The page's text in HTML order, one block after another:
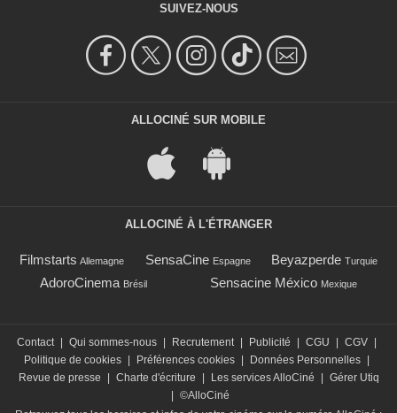
SUIVEZ-NOUS
ALLOCINÉ SUR MOBILE
ALLOCINÉ À L'ÉTRANGER
Filmstarts Allemagne SensaCine Espagne Beyazperde Turquie
AdoroCinema Brésil Sensacine México Mexique
Contact | Qui sommes-nous | Recrutement | Publicité | CGU | CGV |
Politique de cookies | Préférences cookies | Données Personnelles |
Revue de presse
| Charte d'écriture | Les services AlloCiné | Gérer Utiq
| ©AlloCiné